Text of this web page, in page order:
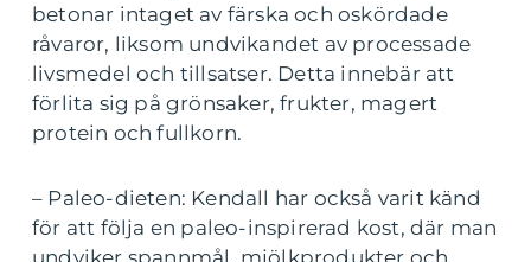
betonar intaget av färska och oskördade
råvaror, liksom undvikandet av processade
livsmedel och tillsatser. Detta innebär att
förlita sig på grönsaker, frukter, magert
protein och fullkorn.
– Paleo-dieten: Kendall har också varit känd
för att följa en paleo-inspirerad kost, där man
undviker spannmål, mjölkprodukter och